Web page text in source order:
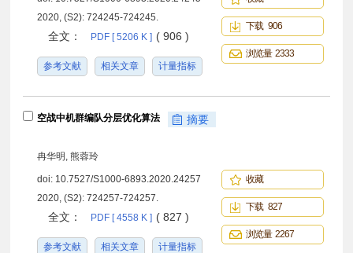
2020, (S2): 724245-724245.
全文： PDF [ 5206 K ] ( 906 )
参考文献 相关文章 计量指标
下载 906
浏览量 2333
空战中机群编队分层优化算法 摘要
冉华明, 熊蓉玲
doi: 10.7527/S1000-6893.2020.24257
2020, (S2): 724257-724257.
全文： PDF [ 4558 K ] ( 827 )
参考文献 相关文章 计量指标
收藏
下载 827
浏览量 2267